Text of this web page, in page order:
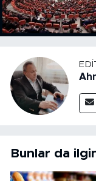
Bunlar da